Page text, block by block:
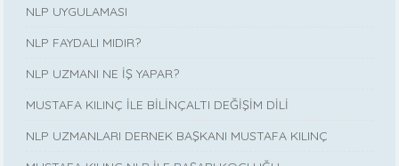
NLP UYGULAMASI
NLP FAYDALI MIDIR?
NLP UZMANI NE İŞ YAPAR?
MUSTAFA KILINÇ İLE BİLİNÇALTI DEĞİŞİM DİLİ
NLP UZMANLARI DERNEK BAŞKANI MUSTAFA KILINÇ